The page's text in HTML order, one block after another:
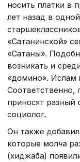
носить платки в
лет назад в
«Сатанинской»
«Сатаны».
возникать и
«домино». Ислам
Соответственно,
приносят разный
социолог.
Он также
которые молча
(хиджаба)